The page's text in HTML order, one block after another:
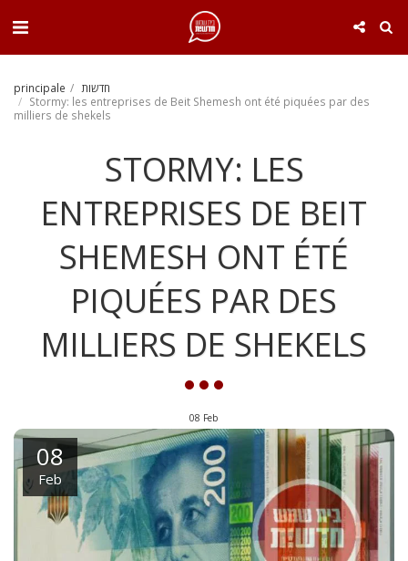
principale
חדשות
Stormy: les entreprises de Beit Shemesh ont été piquées par des
milliers de shekels
STORMY: LES
ENTREPRISES DE BEIT
SHEMESH ONT ÉTÉ
PIQUÉES PAR DES
MILLIERS DE SHEKELS
08 Feb
08
Feb